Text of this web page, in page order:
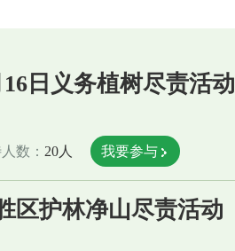
日义务植树尽责活动
数： 20人 我要参与
区护林净山尽责活动